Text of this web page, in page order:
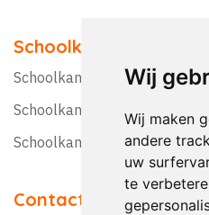
Wij
Wij maken
andere
uw
te
Schoolkampen
Schoolkamp Nederland
Schoolkamp België
Schoolkamptips
Contact